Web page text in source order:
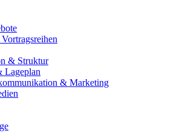
& Struktur
Lageplan
& Marketing